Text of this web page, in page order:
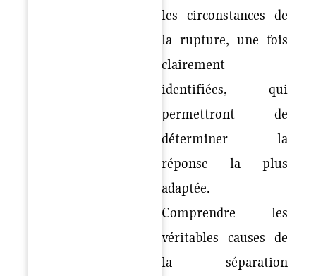
les circonstances de
la rupture, une fois
clairement
identifiées, qui
permettront de
déterminer la
réponse la plus
adaptée.
Comprendre les
véritables causes de
la séparation